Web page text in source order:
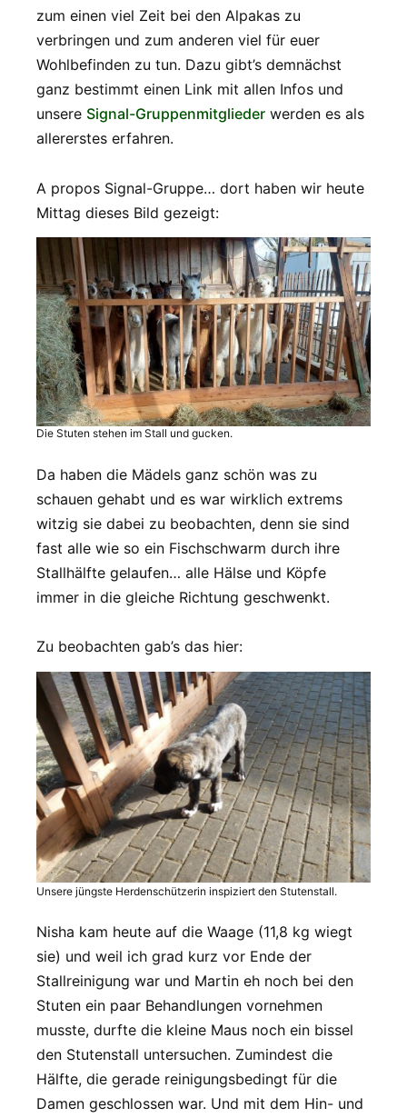
zum einen viel Zeit bei den Alpakas zu
verbringen und zum anderen viel für euer
Wohlbefinden zu tun. Dazu gibt’s demnächst
ganz bestimmt einen Link mit allen Infos und
unsere Signal-Gruppenmitglieder werden es als
allererstes erfahren.
A propos Signal-Gruppe… dort haben wir heute
Mittag dieses Bild gezeigt:
Die Stuten stehen im Stall und gucken.
Da haben die Mädels ganz schön was zu
schauen gehabt und es war wirklich extrems
witzig sie dabei zu beobachten, denn sie sind
fast alle wie so ein Fischschwarm durch ihre
Stallhälfte gelaufen… alle Hälse und Köpfe
immer in die gleiche Richtung geschwenkt.
Zu beobachten gab’s das hier:
Unsere jüngste Herdenschützerin inspiziert den Stutenstall.
Nisha kam heute auf die Waage (11,8 kg wiegt
sie) und weil ich grad kurz vor Ende der
Stallreinigung war und Martin eh noch bei den
Stuten ein paar Behandlungen vornehmen
musste, durfte die kleine Maus noch ein bissel
den Stutenstall untersuchen. Zumindest die
Hälfte, die gerade reinigungsbedingt für die
Damen geschlossen war. Und mit dem Hin- und